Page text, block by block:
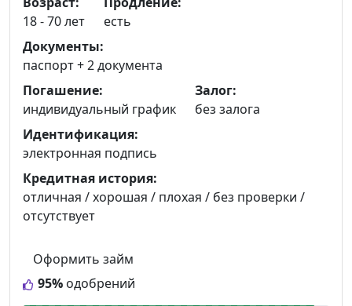
95% одобрений
Оформить займ
18 - 70 лет
есть
Документы:
паспорт +2 документа
Погашение:
индивидуальный график
Залог:
без залога
Идентификация:
электронная подпись
Кредитная история:
отличная / хорошая / плохая / без проверки /
отсутствует